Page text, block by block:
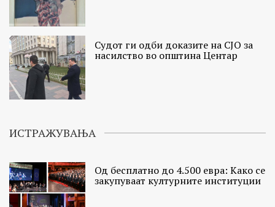
Судот ги одби доказите на СЈО за
насилство во општина Центар
ИСТРАЖУВАЊА
Од бесплатно до 4.500 евра: Како се
закупуваат културните институции